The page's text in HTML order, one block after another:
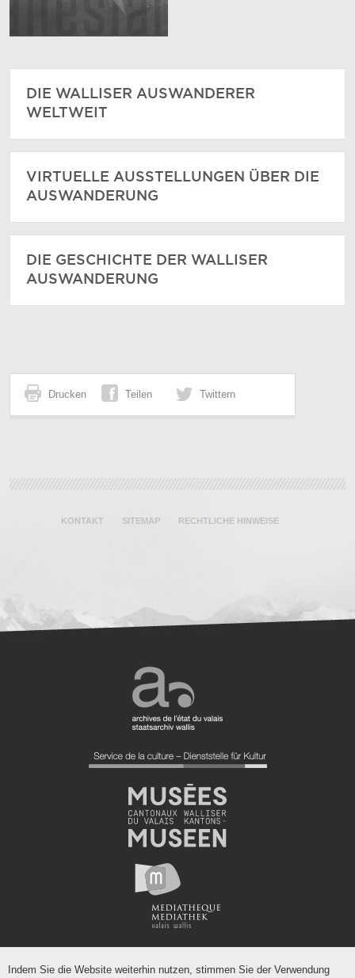
DIE WALLISER AUSWANDERER
WELTWEIT
VIRTUELLE AUSSTELLUNGEN ÜBER DIE
AUSWANDERUNG
DIE GESCHICHTE DER WALLISER
AUSWANDERUNG
Drucken Teilen Twittern
KONTAKT SITEMAP RECHTLICHE HINWEISE
Indem Sie die Website weiterhin nutzen, stimmen Sie der Verwendung